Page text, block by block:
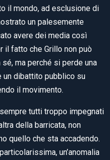
il mondo, ad esclusione di
un palesemente
avere dei media così
il fatto che Grillo non può
ma perché si perde una
dibattito pubblico su
il movimento.
tutti troppo impegnati
della barricata, non
quello che sta accadendo.
un’anomalia